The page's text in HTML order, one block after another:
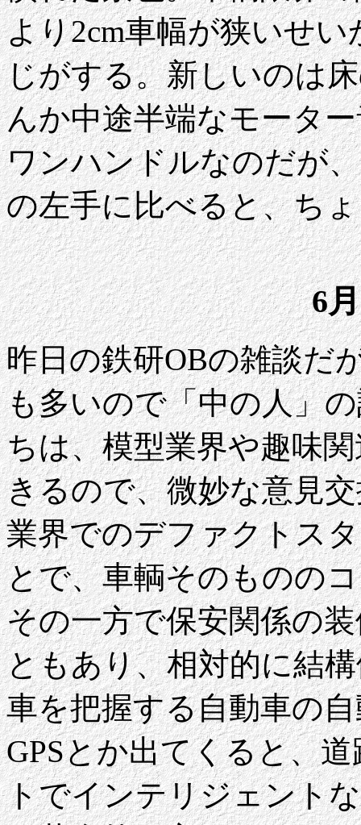
より2cm車幅が狭いせ
じがする。新しいのは
んか中途半端なモータ
ワンハンドルなのだが
の左手に比べると、ち
6
昨日の鉄研OBの雑談だ
も多いので「中の人」
ちは、模型業界や趣味
きるので、微妙な意見
業界でのデファクトス
とで、車輌そのものの
その一方で保安関係の
ともあり、相対的に結
車を把握する自動車の
GPSとか出てくると、
トでインテリジェント